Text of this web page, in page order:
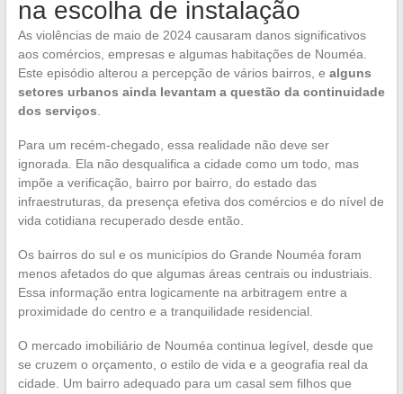
na escolha de instalação
As violências de maio de 2024 causaram danos significativos
aos comércios, empresas e algumas habitações de Nouméa.
Este episódio alterou a percepção de vários bairros, e alguns
setores urbanos ainda levantam a questão da continuidade
dos serviços.
Para um recém-chegado, essa realidade não deve ser
ignorada. Ela não desqualifica a cidade como um todo, mas
impõe a verificação, bairro por bairro, do estado das
infraestruturas, da presença efetiva dos comércios e do nível de
vida cotidiana recuperado desde então.
Os bairros do sul e os municípios do Grande Nouméa foram
menos afetados do que algumas áreas centrais ou industriais.
Essa informação entra logicamente na arbitragem entre a
proximidade do centro e a tranquilidade residencial.
O mercado imobiliário de Nouméa continua legível, desde que
se cruzem o orçamento, o estilo de vida e a geografia real da
cidade. Um bairro adequado para um casal sem filhos que